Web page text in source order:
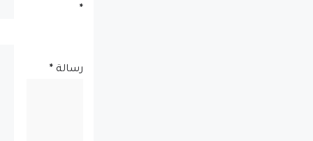
*
رسالة *